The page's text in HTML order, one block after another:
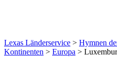
Lexas Länderservice > Hymnen
Kontinenten > Europa >